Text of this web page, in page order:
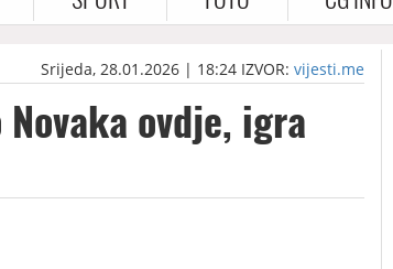
Srijeda, 28.01.2026 | 18:24 IZVOR:vijesti.me
ovdje, igra